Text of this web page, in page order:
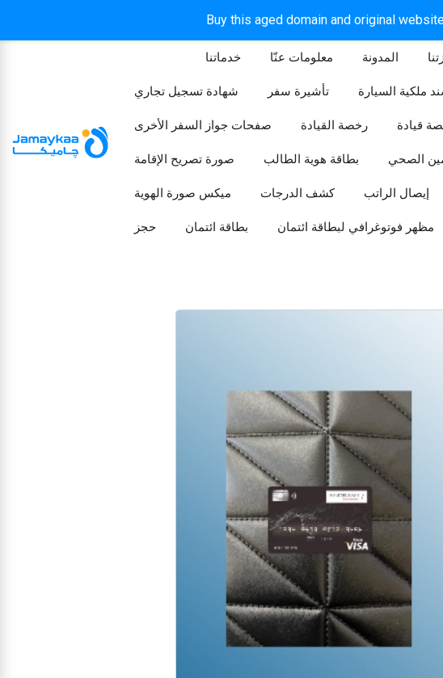
Buy this aged domain and original
خدماتنا معلومات عنّا المدونة
شهادة تسجيل تجاري تأشيرة سفر ملكية السيارة
صفحات جواز السفر الأخرى رخصة القيادة قيادة
صورة تصريح الإقامة بطاقة هوية الطالب الصحي
ميكس صورة الهوية كشف الدرجات إيصال الراتب
حجز بطاقة ائتمان مظهر فوتوغرافي لبطاقة ائتمان